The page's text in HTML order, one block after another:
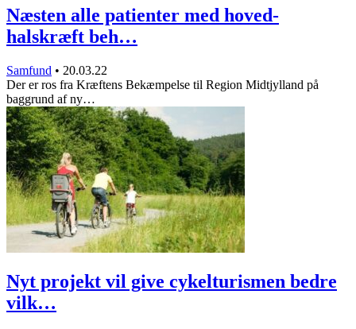
Næsten alle patienter med hoved-
halskræft beh…
Samfund • 20.03.22
Der er ros fra Kræftens Bekæmpelse til Region Midtjylland på
baggrund af ny…
Nyt projekt vil give cykelturismen bedre
vilk…